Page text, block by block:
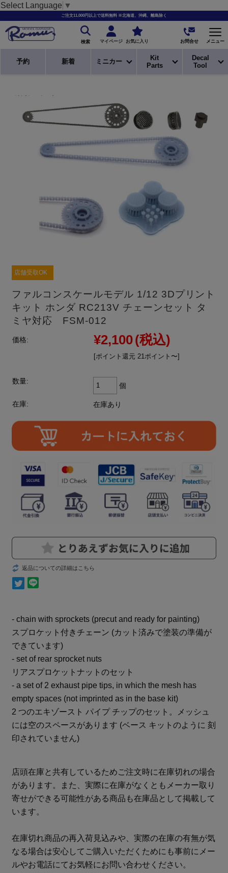
Select Language ▼
ご注文11,000円以上で送料無料 ※北海道、沖縄、離島除く
検索 マイページ お気に入り お問合せ メニュー
予約 新着 ミニカー
Kit
Parts
Decal
Tool
店舗受取OK
ファルコンスケールモデル 1/12 3Dプリント
キット ホンダ RC213V チェーンセット タ
ミヤ対応 FSM-012
価格: ¥2,100(税込)
[ポイント還元 21ポイント〜]
数量:
個
在庫: 在庫あり
返品についての詳細はこちら
- chain with sprockets (precut and ready for painting)
スプロケット付きチェーン (カット済みで塗装の準備が
できています)
- set of rear sprocket nuts
リアスプロケットナットのセット
- a set of 2 exhaust pipe tips, in which the mesh has
empty spaces (not imprinted as in the base kit)
2 つのエキゾースト パイプ チップのセット。メッシュ
には空のスペースがあります (ベース キットのように 刻
印されていません)
店頭在庫と共有しているためご注文時に在庫切れの場合
があります。また、実際に在庫がなくともメーカー取り
寄せができる可能性がある商品も在庫品として掲載して
います。
在庫切れ商品の再入荷見込みや、実際の在庫の有無が気
なる場合は安心してご購入いただくためにも事前にメー
ルやお電話にてお気軽にお問い合わせください。